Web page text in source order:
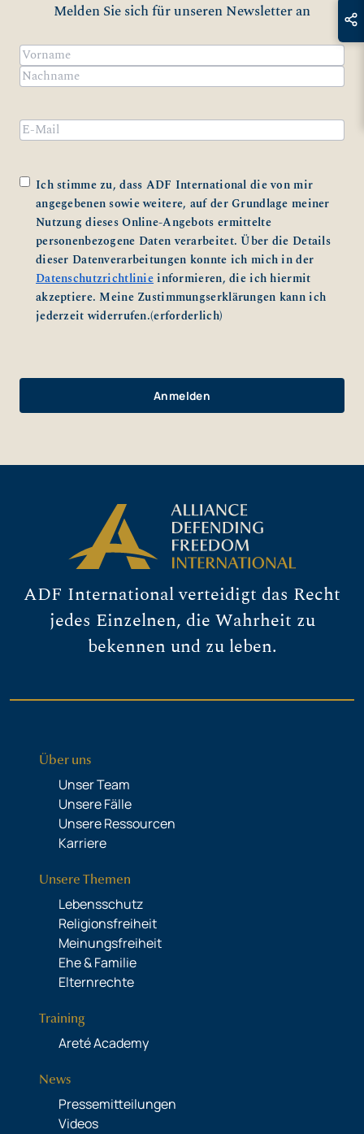
Melden Sie sich für unseren Newsletter an
Name(erforderlich)
Vorname
Zustimmung(erforderlich)
Ich stimme zu, dass ADF International die von mir
angegebenen sowie weitere, auf der Grundlage meiner
Nutzung dieses Online-Angebots ermittelte
personenbezogene Daten verarbeitet. Über die Details
dieser Datenverarbeitungen konnte ich mich in der
Datenschutzrichtlinieinformieren, die ich hiermit
akzeptiere. Meine Zustimmungserklärungen kann ich
jederzeit widerrufen.(erforderlich)
ADF International verteidigt das Recht
jedes Einzelnen, die Wahrheit zu
bekennen und zu leben.
Über uns
Unser Team
Unsere Fälle
Unsere Ressourcen
Karriere
Unsere Themen
Lebensschutz
Religionsfreiheit
Meinungsfreiheit
Ehe & Familie
Elternrechte
Training
Areté Academy
News
Pressemitteilungen
Videos